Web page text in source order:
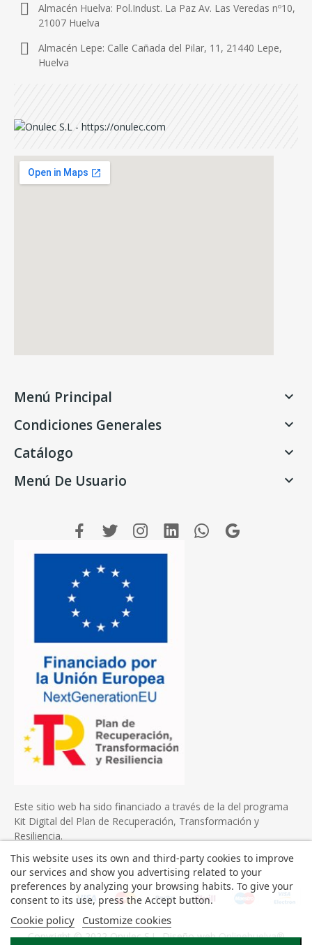
Almacén Huelva: Pol.Indust. La Paz Av. Las Veredas nº10,
21007 Huelva
Almacén Lepe: Calle Cañada del Pilar, 11, 21440 Lepe,
Huelva
Menú Principal 
Condiciones Generales 
Catálogo 
Menú De Usuario 
Este sitio web ha sido financiado a través de la del programa
Kit Digital del Plan de Recuperación, Transformación y
Resiliencia.
Copyright © 2022 Onulec S.L. Diseño webOnlinehuelva®
This website uses its own and third-party cookies to improve
our services and show you advertising related to your
preferences by analyzing your browsing habits. To give your
consent to its use, press the Accept button.
Cookie policy Customize cookies